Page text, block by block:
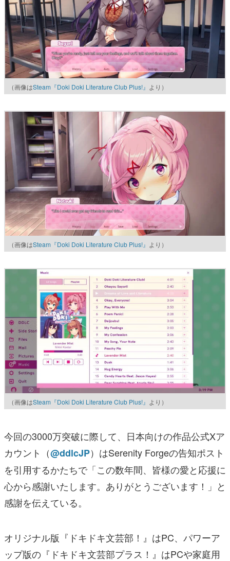
（画像はSteam『Doki Doki Literature Club Plus!』 より）
（画像はSteam『Doki Doki Literature Club Plus!』 より）
（画像はSteam『Doki Doki Literature Club Plus!』 より）
今回の3000万突破に際して、日本向けの作品公式Xア
カウント（@ddlcJP）はSerenity Forgeの告知ポスト
を引用するかたちで「この数年間、皆様の愛と応援に
心から感謝いたします。ありがとうございます！」と
感謝を伝えている。
オリジナル版『ドキドキ文芸部！』はPC、パワーア
ップ版の『ドキドキ文芸部プラス！』はPCや家庭用